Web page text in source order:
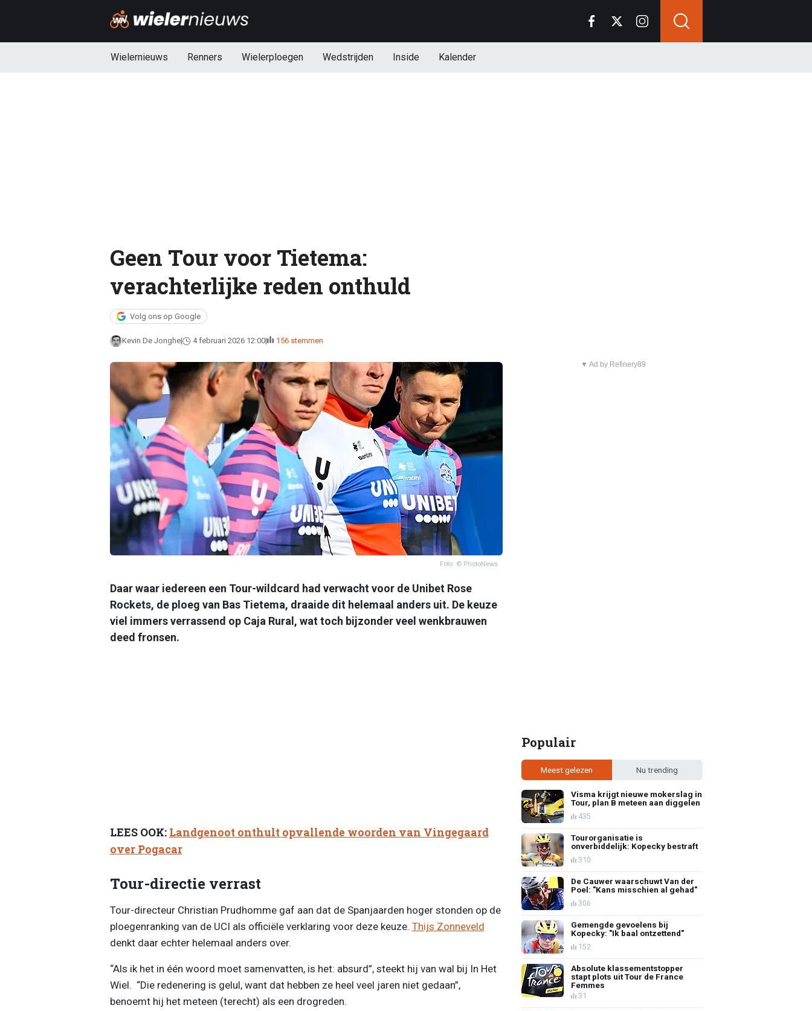
Wielernieuws Renners Wielerploegen Wedstrijden Inside Kalender
Geen Tour voor Tietema:
verachterlijke reden onthuld
Volg ons op Google
Kevin De Jonghe 4 februari 2026 12:00 156 stemmen
Foto: © PhotoNews
Daar waar iedereen een Tour-wildcard had verwacht voor de Unibet Rose
Rockets, de ploeg van Bas Tietema, draaide dit helemaal anders uit. De keuze
viel immers verrassend op Caja Rural, wat toch bijzonder veel wenkbrauwen
deed fronsen.
LEES OOK: Landgenoot onthult opvallende woorden van Vingegaard
over Pogacar
Tour-directie verrast
Tour-directeur Christian Prudhomme gaf aan dat de Spanjaarden hoger stonden op de
ploegenranking van de UCI als officiële verklaring voor deze keuze. Thijs Zonneveld
denkt daar echter helemaal anders over.
“Als ik het in één woord moet samenvatten, is het: absurd”, steekt hij van wal bij In Het
Wiel. “Die redenering is gelul, want dat hebben ze heel veel jaren niet gedaan”,
benoemt hij het meteen (terecht) als een drogreden.
▼ Ad by Refinery89
Populair
Meest gelezen Nu trending
Visma krijgt nieuwe mokerslag in
Tour, plan B meteen aan diggelen
435
Tourorganisatie is
onverbiddelijk: Kopecky bestraft
310
De Cauwer waarschuwt Van der
Poel: "Kans misschien al gehad"
306
Gemengde gevoelens bij
Kopecky: "Ik baal ontzettend"
152
Absolute klassementstopper
stapt plots uit Tour de France
Femmes
31